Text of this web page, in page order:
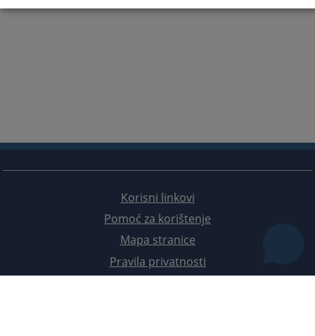
Korisni linkovi
Pomoć za korištenje
Mapa stranice
Pravila privatnosti